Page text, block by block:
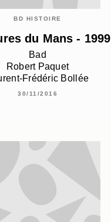
BD HISTOIRE
du Mans - 1999
Bad
Robert Paquet
Frédéric Bollée
30/11/2016